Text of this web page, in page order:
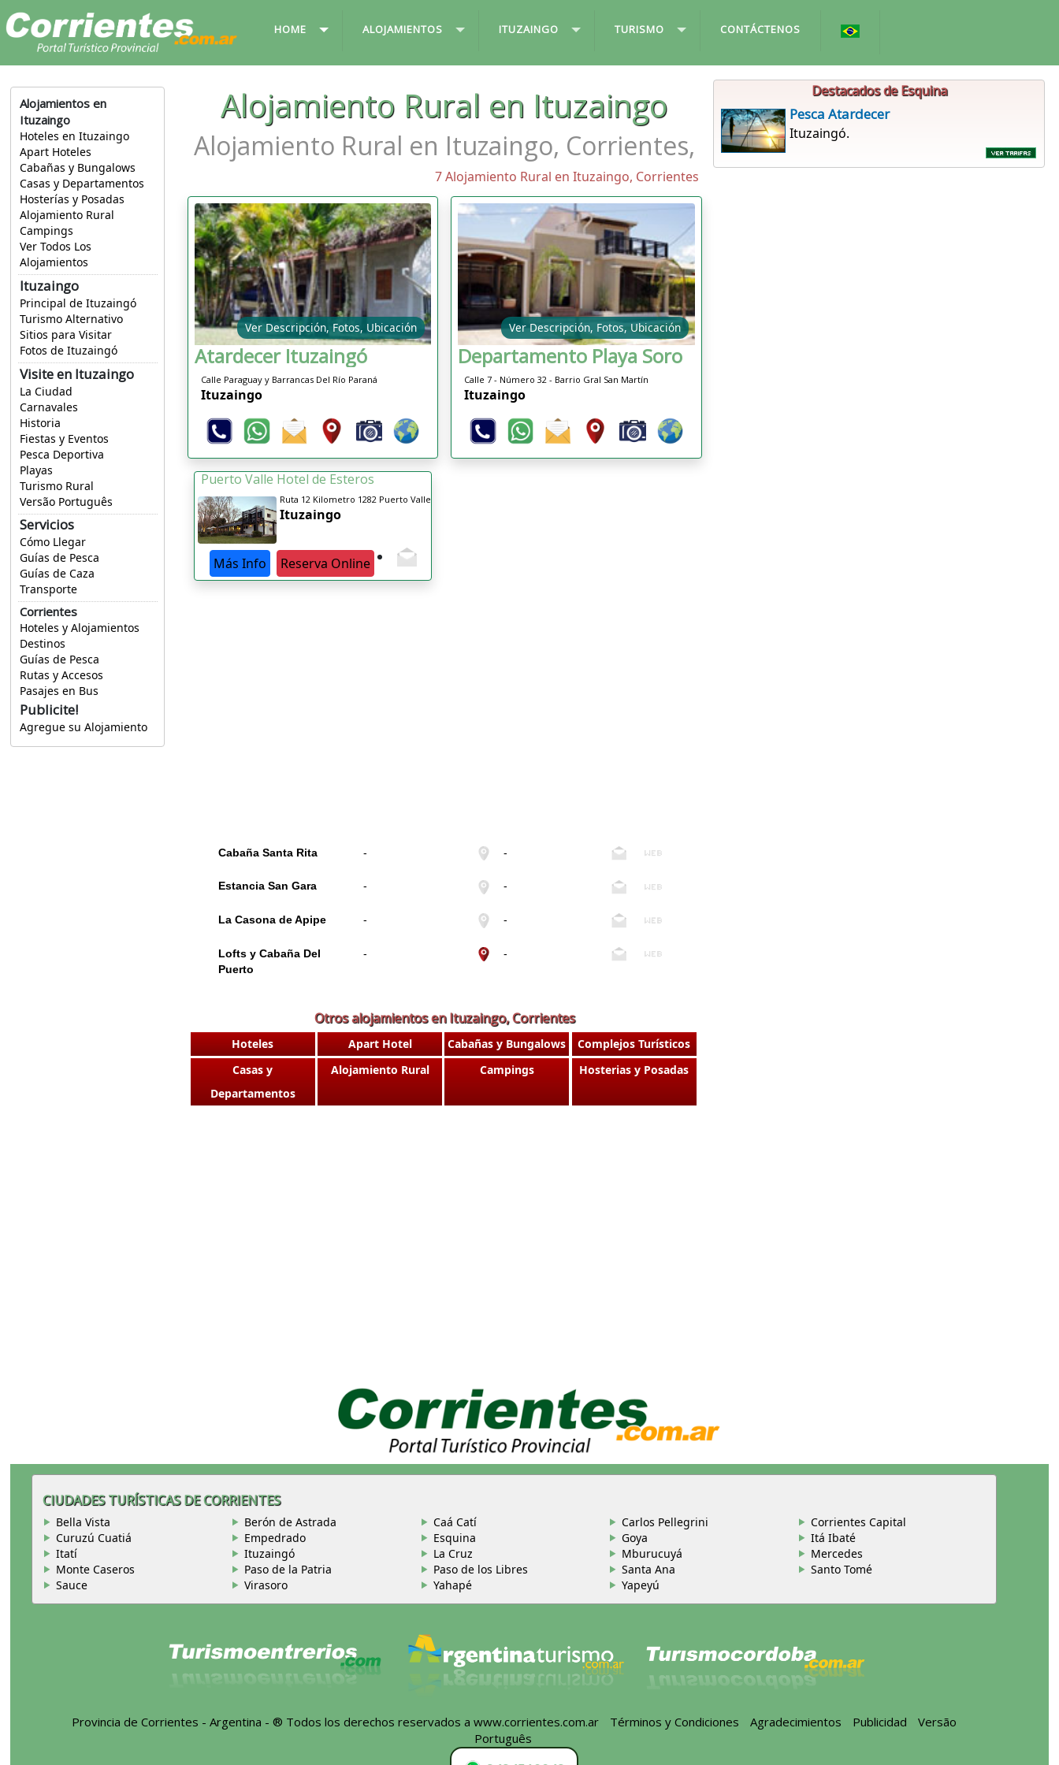
HOME ALOJAMIENTOS ITUZAINGO TURISMO CONTÁCTENOS
Alojamientos en
Ituzaingo
Hoteles en Ituzaingo
Apart Hoteles
Cabañas y Bungalows
Casas y Departamentos
Hosterías y Posadas
Alojamiento Rural
Campings
Ver Todos Los
Alojamientos
Ituzaingo
Principal de Ituzaingó
Turismo Alternativo
Sitios para Visitar
Fotos de Ituzaingó
Visite en Ituzaingo
La Ciudad
Carnavales
Historia
Fiestas y Eventos
Pesca Deportiva
Playas
Turismo Rural
Versão Português
Servicios
Cómo Llegar
Guías de Pesca
Guías de Caza
Transporte
Corrientes
Hoteles y Alojamientos
Destinos
Guías de Pesca
Rutas y Accesos
Pasajes en Bus
Publicite!
Agregue su Alojamiento
Alojamiento Rural en Ituzaingo
Alojamiento Rural en Ituzaingo, Corrientes,
7 Alojamiento Rural en Ituzaingo, Corrientes
Ver Descripción, Fotos, Ubicación
Atardecer Ituzaingó
Calle Paraguay y Barrancas Del Río Paraná
Ituzaingo
Ver Descripción, Fotos, Ubicación
Departamento Playa Soro
Calle 7 - Número 32 - Barrio Gral San Martín
Ituzaingo
Puerto Valle Hotel de Esteros
Ruta 12 Kilometro 1282 Puerto Valle
Ituzaingo
Más Info Reserva Online
Cabaña Santa Rita - -
Estancia San Gara - -
La Casona de Apipe - -
Lofts y Cabaña Del
Puerto
- -
Otros alojamientos en Ituzaingo, Corrientes
Hoteles Apart Hotel Cabañas y Bungalows
Complejos Turísticos
Casas y
Departamentos
Alojamiento Rural Campings Hosterias y Posadas
Destacados de Esquina
Pesca Atardecer
Ituzaingó.
CIUDADES TURÍSTICAS DE CORRIENTES
Bella Vista Berón de Astrada Caá Catí Carlos Pellegrini
Corrientes Capital
Curuzú Cuatiá
Empedrado Esquina Goya
Itá Ibaté
Itatí
Ituzaingó La Cruz Mburucuyá
Mercedes
Monte Caseros
Paso de la Patria Paso de los Libres Santa Ana
Santo Tomé
Sauce
Virasoro Yahapé Yapeyú
Provincia de Corrientes - Argentina - ® Todos los derechos reservados a www.corrientes.com.ar Términos y Condiciones -Agradecimientos Publicidad -Versão
Português